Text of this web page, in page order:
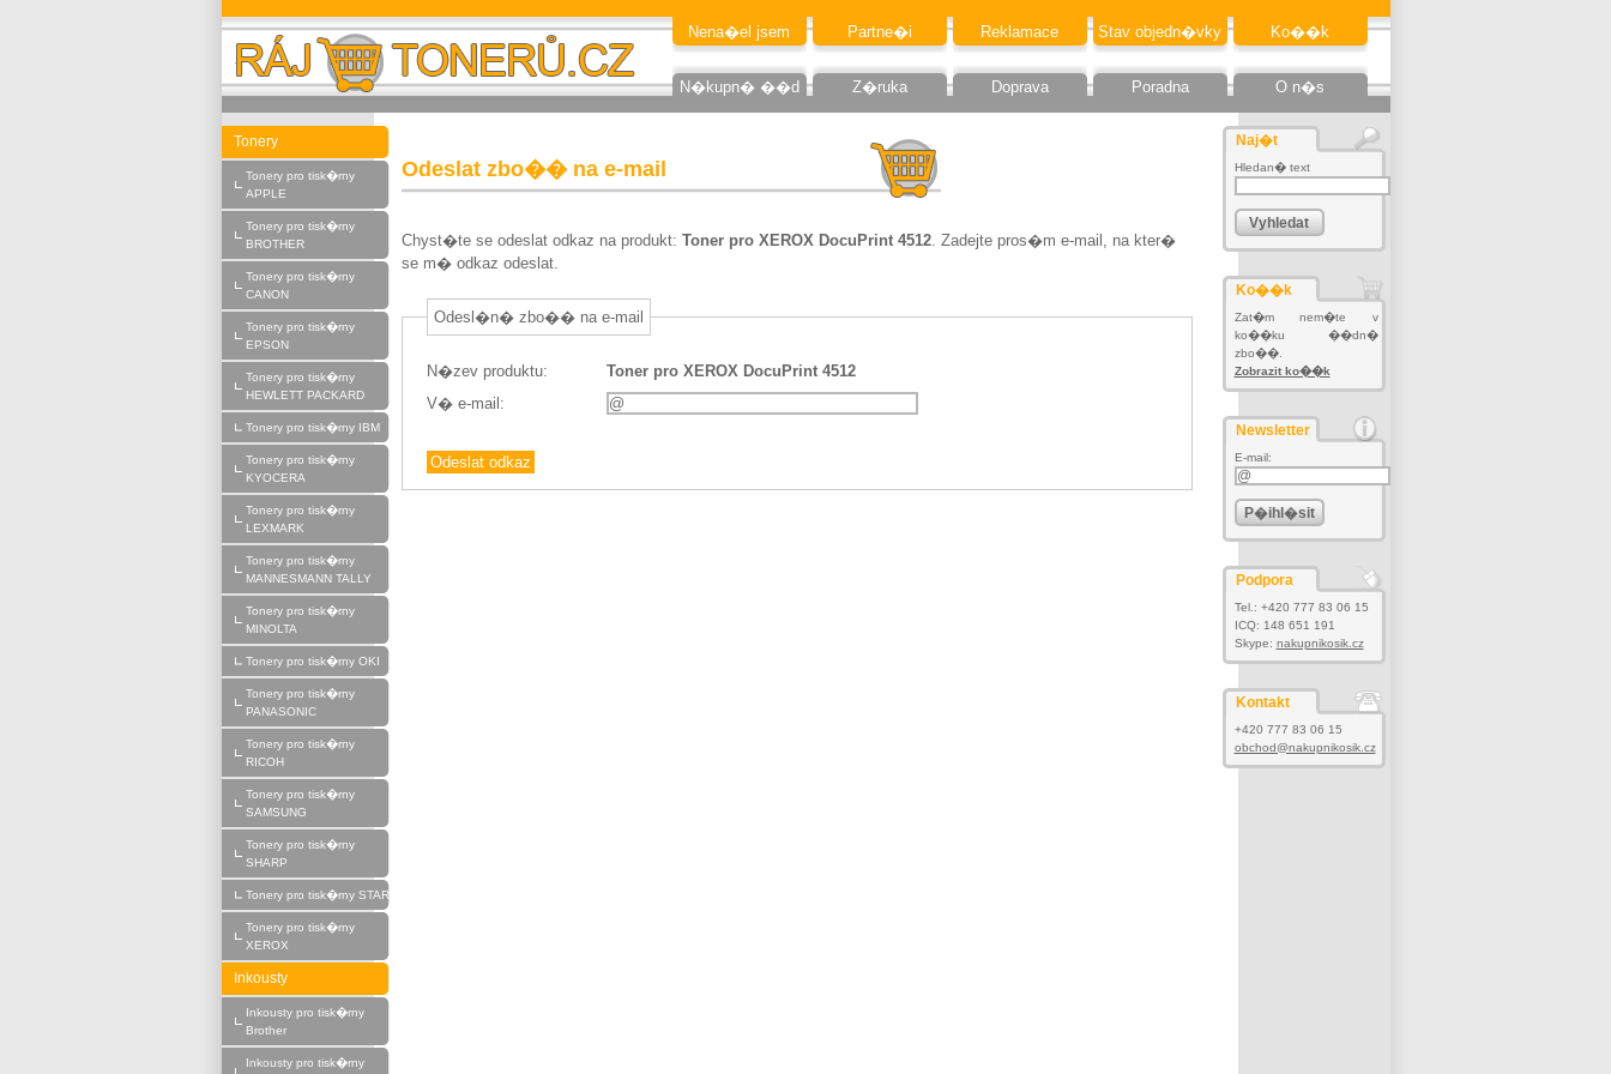
Raj-toneru.cz
Tonery
Tonery pro tisk�rny
APPLE
Tonery pro tisk�rny
BROTHER
Tonery pro tisk�rny
CANON
Tonery pro tisk�rny
EPSON
Tonery pro tisk�rny
HEWLETT PACKARD
Tonery pro tisk�rny IBM
Tonery pro tisk�rny
KYOCERA
Tonery pro tisk�rny
LEXMARK
Tonery pro tisk�rny
MANNESMANN TALLY
Tonery pro tisk�rny
MINOLTA
Tonery pro tisk�rny OKI
Tonery pro tisk�rny
PANASONIC
Tonery pro tisk�rny
RICOH
Tonery pro tisk�rny
SAMSUNG
Tonery pro tisk�rny
SHARP
Tonery pro tisk�rny STAR
Tonery pro tisk�rny
XEROX
Inkousty
Inkousty pro tisk�rny
Brother
Inkousty pro tisk�rny
Naj�t
Hledan� text
Ko��k
Zat�m nem�te v
ko��ku ��dn�
zbo��.
Zobrazit ko��k
Newsletter
E-mail:
Podpora
Tel.: +420 777 83 06 15
ICQ: 148 651 191
Skype: nakupnikosik.cz
Kontakt
+420 777 83 06 15
obchod@nakupnikosik.cz
Odeslat zbo�� na e-mail
Chyst�te se odeslat odkaz na produkt: Toner pro XEROX DocuPrint 4512. Zadejte pros�m e-mail, na kter�
se m� odkaz odeslat.
Odesl�n� zbo�� na e-mail
N�zev produktu:
Toner pro XEROX DocuPrint 4512
V� e-mail:
N�kupn� ��d Z�ruka Doprava Poradna O n�s
Nena�el jsem Partne�i Reklamace Stav objedn�vky Ko��k